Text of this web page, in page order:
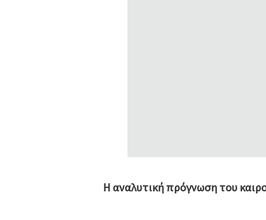
Η αναλυτική πρόγνωση του